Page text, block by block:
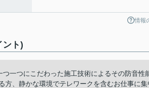
情報
ント)
一つにこだわった施工技術によるその防音性
方、静かな環境でテレワークを含むお仕事に集